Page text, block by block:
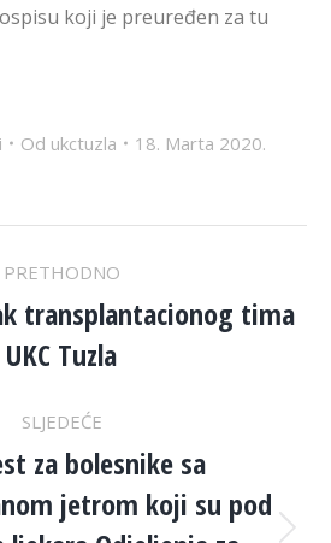
koji je preuređen za tu
Od ukctuzla 18. Marta 2020.
PRETHODNO
Previous
post:
transplantacionog tima
UKC Tuzla
SLJEDEĆE
za bolesnike sa
jetrom koji su pod